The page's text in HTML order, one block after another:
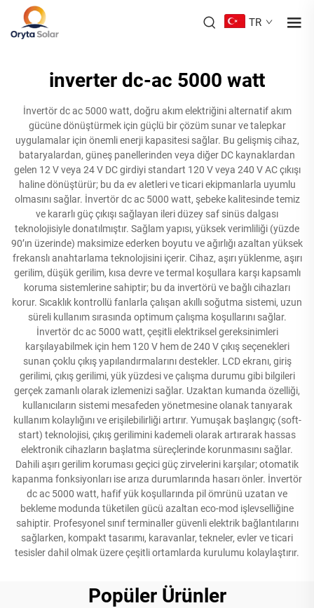
TR
inverter dc-ac 5000 watt
İnvertör dc ac 5000 watt, doğru akım elektriğini alternatif akım
gücüne dönüştürmek için güçlü bir çözüm sunar ve talepkar
uygulamalar için önemli enerji kapasitesi sağlar. Bu gelişmiş cihaz,
bataryalardan, güneş panellerinden veya diğer DC kaynaklardan
gelen 12 V veya 24 V DC girdiyi standart 120 V veya 240 V AC çıkışı
haline dönüştürür; bu da ev aletleri ve ticari ekipmanlarla uyumlu
olmasını sağlar. İnvertör dc ac 5000 watt, şebeke kalitesinde temiz
ve kararlı güç çıkışı sağlayan ileri düzey saf sinüs dalgası
teknolojisiyle donatılmıştır. Sağlam yapısı, yüksek verimliliği (yüzde
90’ın üzerinde) maksimize ederken boyutu ve ağırlığı azaltan yüksek
frekanslı anahtarlama teknolojisini içerir. Cihaz, aşırı yüklenme, aşırı
gerilim, düşük gerilim, kısa devre ve termal koşullara karşı kapsamlı
koruma sistemlerine sahiptir; bu da invertörü ve bağlı cihazları
korur. Sıcaklık kontrollü fanlarla çalışan akıllı soğutma sistemi, uzun
süreli kullanım sırasında optimum çalışma koşullarını sağlar.
İnvertör dc ac 5000 watt, çeşitli elektriksel gereksinimleri
karşılayabilmek için hem 120 V hem de 240 V çıkış seçenekleri
sunan çoklu çıkış yapılandırmalarını destekler. LCD ekranı, giriş
gerilimi, çıkış gerilimi, yük yüzdesi ve çalışma durumu gibi bilgileri
gerçek zamanlı olarak izlemenizi sağlar. Uzaktan kumanda özelliği,
kullanıcıların sistemi mesafeden yönetmesine olanak tanıyarak
kullanım kolaylığını ve erişilebilirliği artırır. Yumuşak başlangıç (soft-
start) teknolojisi, çıkış gerilimini kademeli olarak artırarak hassas
elektronik cihazların başlatma süreçlerinde korunmasını sağlar.
Dahili aşırı gerilim koruması geçici güç zirvelerini karşılar; otomatik
kapanma fonksiyonları ise arıza durumlarında hasarı önler. İnvertör
dc ac 5000 watt, hafif yük koşullarında pil ömrünü uzatan ve
bekleme modunda tüketilen gücü azaltan eco-mod işlevselliğine
sahiptir. Profesyonel sınıf terminaller güvenli elektrik bağlantılarını
sağlarken, kompakt tasarımı, karavanlar, tekneler, evler ve ticari
tesisler dahil olmak üzere çeşitli ortamlarda kurulumu kolaylaştırır.
Popüler Ürünler